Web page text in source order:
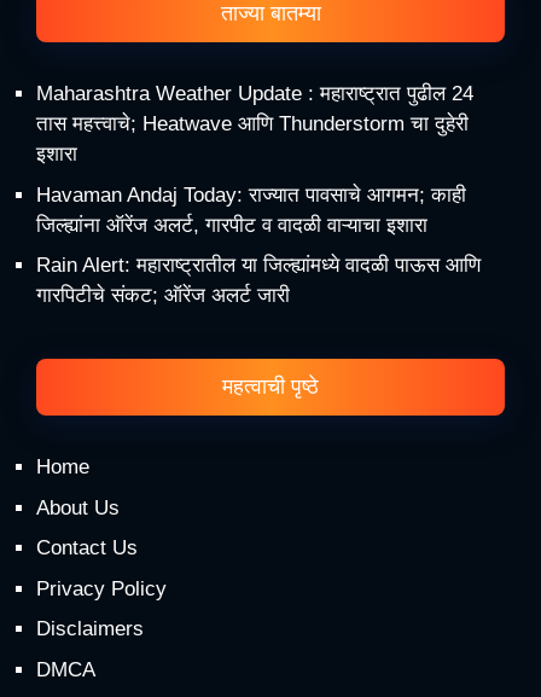
ताज्या बातम्या
Maharashtra Weather Update : महाराष्ट्रात पुढील 24
तास महत्त्वाचे; Heatwave आणि Thunderstorm चा दुहेरी
इशारा
Havaman Andaj Today: राज्यात पावसाचे आगमन; काही
जिल्ह्यांना ऑरेंज अलर्ट, गारपीट व वादळी वाऱ्याचा इशारा
Rain Alert: महाराष्ट्रातील या जिल्ह्यांमध्ये वादळी पाऊस आणि
गारपिटीचे संकट; ऑरेंज अलर्ट जारी
महत्वाची पृष्ठे
Home
About Us
Contact Us
Privacy Policy
Disclaimers
DMCA